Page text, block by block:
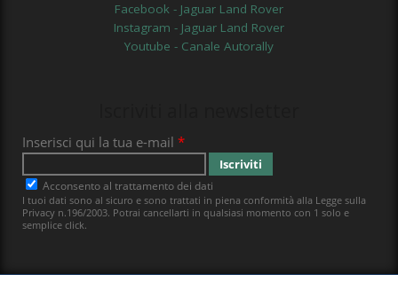
Facebook - Jaguar Land Rover
Instagram - Jaguar Land Rover
Youtube - Canale Autorally